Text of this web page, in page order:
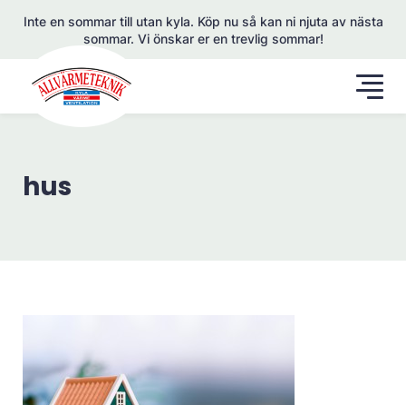
Inte en sommar till utan kyla. Köp nu så kan ni njuta av nästa
sommar. Vi önskar er en trevlig sommar!
hus